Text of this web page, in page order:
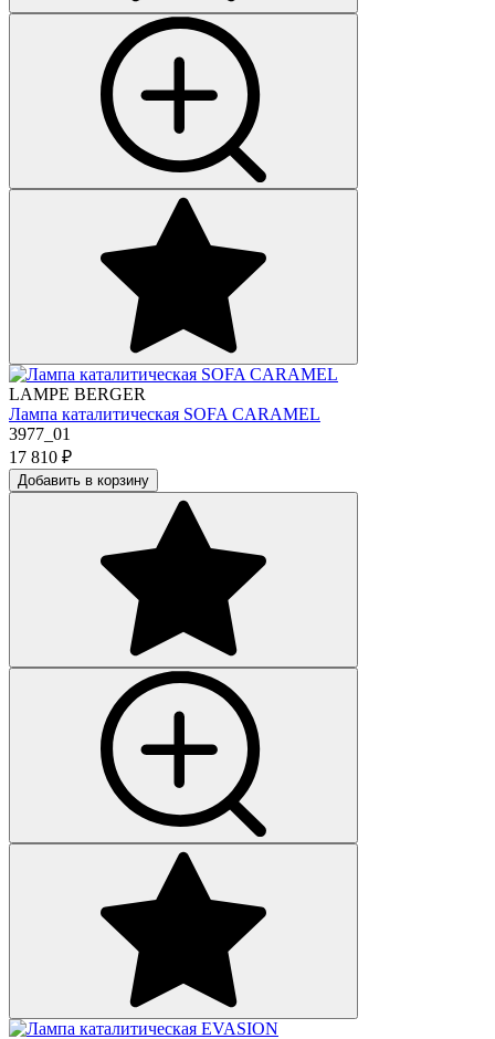
LAMPE BERGER
Лампа каталитическая SOFA CARAMEL
3977_01
17 810 ₽
Добавить в корзину